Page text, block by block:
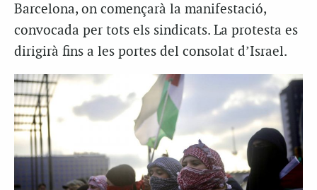
Barcelona, on començarà la manifestació,
convocada per tots els sindicats. La protesta es
dirigirà fins a les portes del consolat d’Israel.